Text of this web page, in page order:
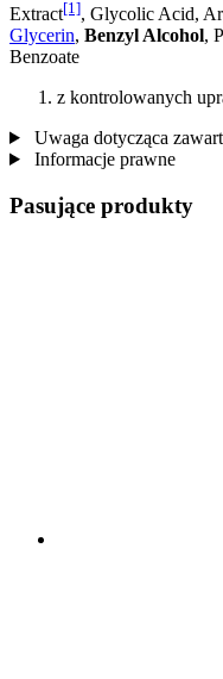
Extract[1], Glycolic Acid,
Glycerin, Benzyl Alcohol,
Benzoate
z kontrolowanych
Uwaga dotycząca
Informacje prawne
Pasujące produkty